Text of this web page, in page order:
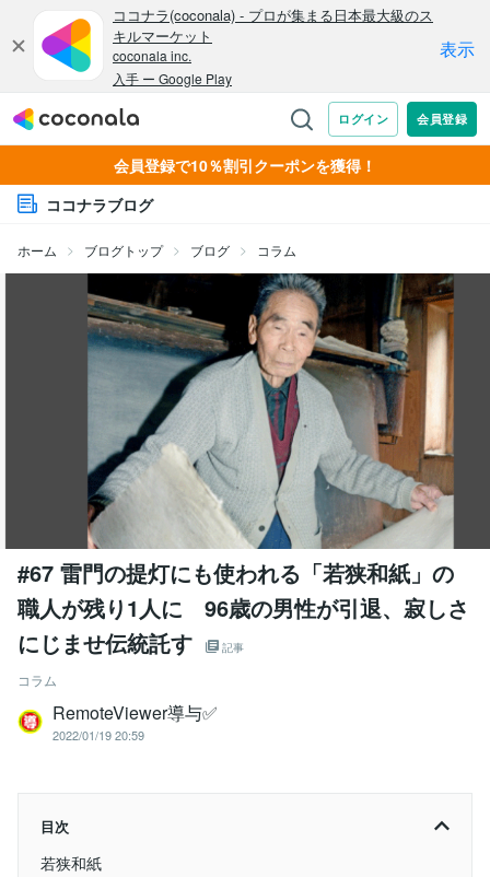
会員登録で10％割引クーポンを獲得！
ココナラブログ
ホーム ブログトップ ブログ コラム
#67 雷門の提灯にも使われる「若狭和紙」の
職人が残り1人に 96歳の男性が引退、寂しさ
にじませ伝統託す
記事
コラム
RemoteViewer導与✅
2022/01/19 20:59
目次
若狭和紙